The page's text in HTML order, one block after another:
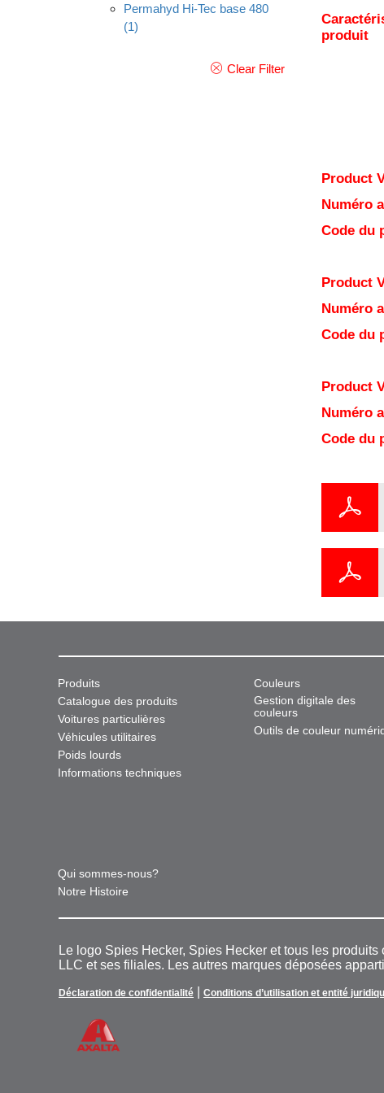
Permahyd Hi-Tec base 480
(1)
Clear Filter
produit
Product
Numéro
Code du
Product
Numéro
Code du
Product
Numéro
Code du
Produits
Catalogue des produits
Voitures particulières
Véhicules utilitaires
Poids lourds
Informations techniques
Couleurs
Gestion digitale des
couleurs
Outils de couleur
Qui sommes-nous?
Notre Histoire
Le logo Spies Hecker, Spies Hecker et tous les
LLC et ses filiales. Les autres marques déposées
Déclaration de confidentialité Conditions d’utilisation et entité